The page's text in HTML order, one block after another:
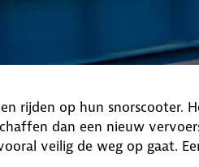
rijden op hun snorscooter.
dan een nieuw
veilig de weg op gaat.